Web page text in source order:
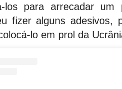
los para arrecadar um
fizer alguns adesivos,
lo em prol da